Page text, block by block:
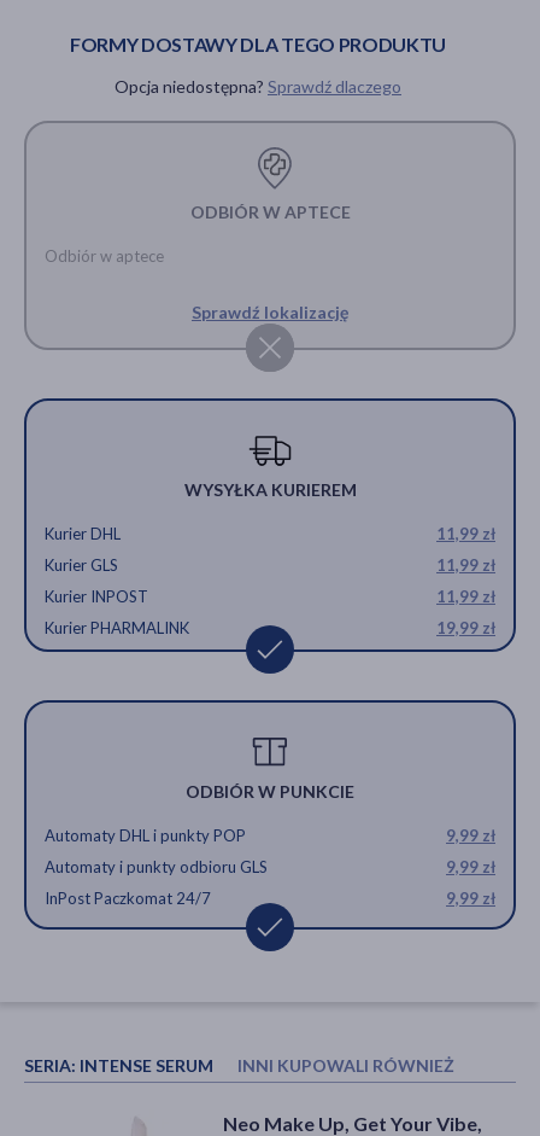
FORMY DOSTAWY DLA TEGO PRODUKTU
Opcja niedostępna? Sprawdź dlaczego
ODBIÓR W APTECE
Odbiór w aptece
Sprawdź lokalizację
WYSYŁKA KURIEREM
Kurier DHL
11,99 zł
Kurier GLS
11,99 zł
Kurier INPOST
11,99 zł
Kurier PHARMALINK
19,99 zł
ODBIÓR W PUNKCIE
Automaty DHL i punkty POP
9,99 zł
Automaty i punkty odbioru GLS
9,99 zł
InPost Paczkomat 24/7
9,99 zł
SERIA: INTENSE SERUM INNI KUPOWALI RÓWNIEŻ
Bioderma Sensibio AR+ CC SPF
Neo Make Up, Get Your Vibe,